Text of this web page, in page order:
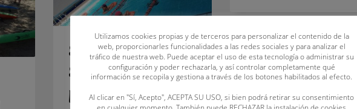
Salvamento y
Socorrismo
presente en la
Utilizamos cookies propias y de terceros para personalizar el contenido de la
web, proporcionarles funcionalidades a las redes sociales y para analizar el
tráfico de nuestra web. Puede aceptar el uso de esta tecnología o administrar su
configuración y poder rechazarla, y así controlar completamente qué
información se recopila y gestiona a través de los botones habilitados al efecto.
Al clicar en "Sí, Acepto", ACEPTA SU USO, si bien podrá retirar su consentimiento